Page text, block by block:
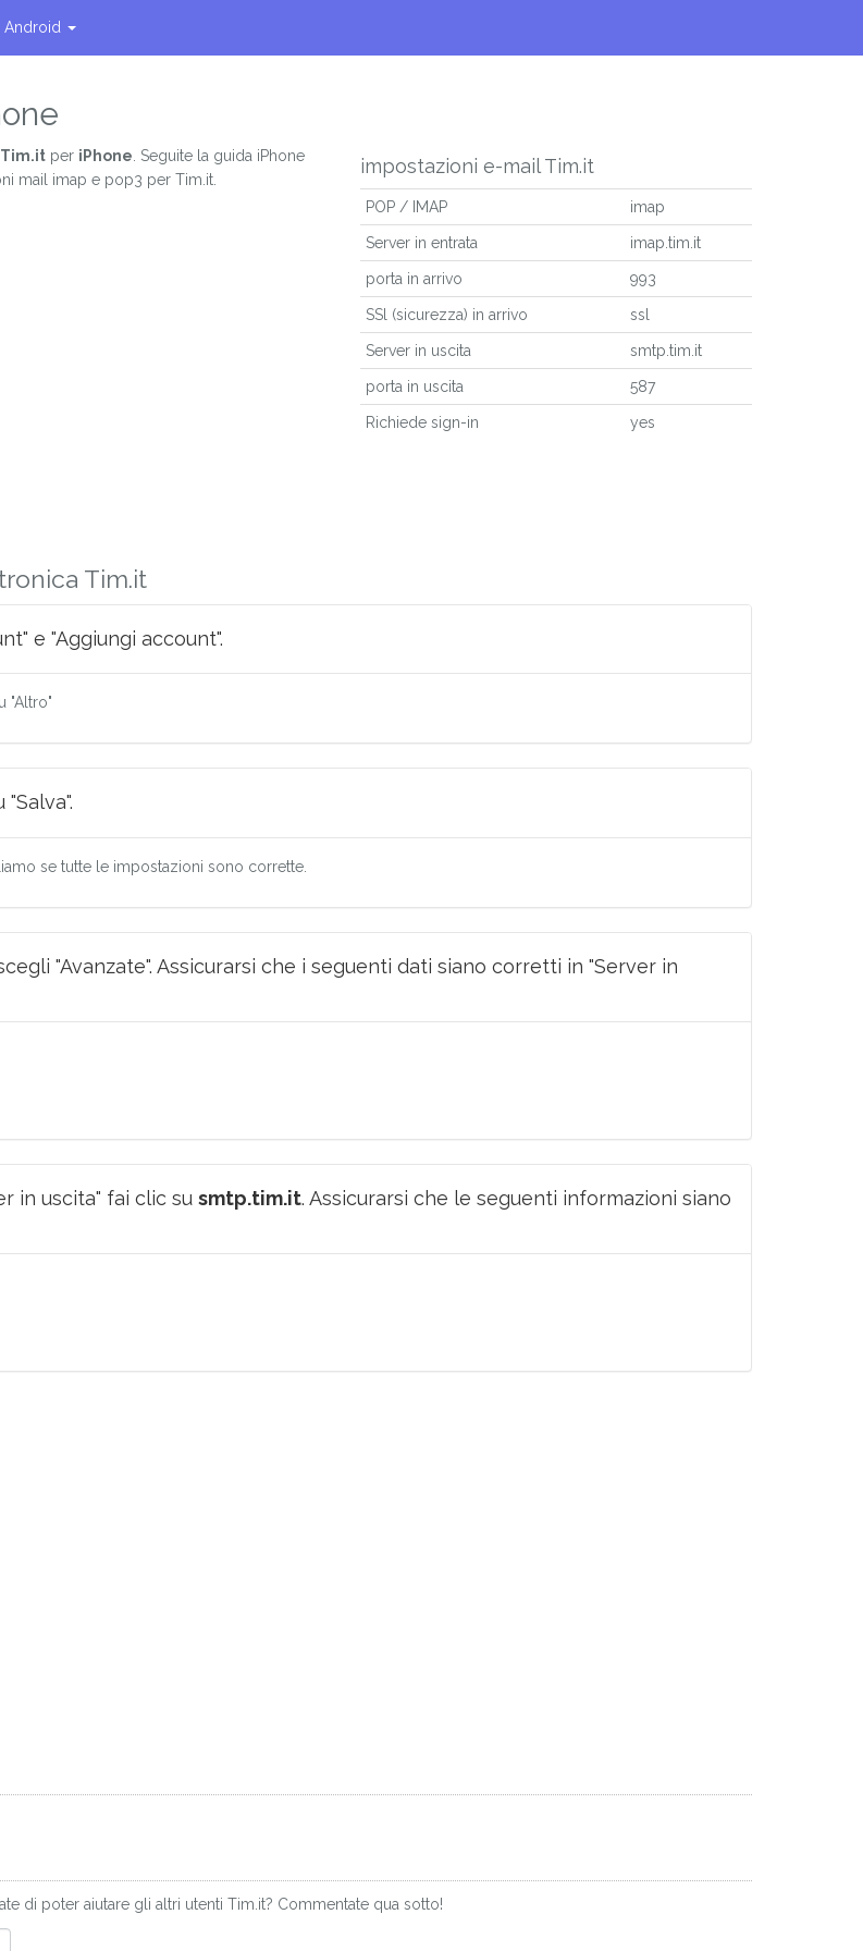
Android
Tim.it per iPhone . Seguite la guida iPhone
mail imap e pop3 per Tim.it.
impostazioni e-mail Tim.it
POP / IMAP imap
Server in entrata imap.tim.it
porta in arrivo 993
SSl (sicurezza) in arrivo ssl
Server in uscita smtp.tim.it
porta in uscita 587
Richiede sign-in yes
Tim.it
e "Aggiungi account".
"Altro"
se tutte le impostazioni sono corrette.
"Avanzate". Assicurarsi che i seguenti dati siano corretti in "Server in
in uscita" fai clic su smtp.tim.it. Assicurarsi che le seguenti informazioni siano
di poter aiutare gli altri utenti Tim.it? Commentate qua sotto!